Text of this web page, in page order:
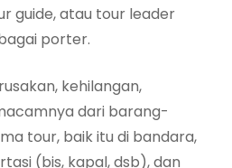
guide, atau tour leader
porter.
kehilangan,
dari barang-
tour, baik itu di bandara,
(bis, kapal, dsb), dan